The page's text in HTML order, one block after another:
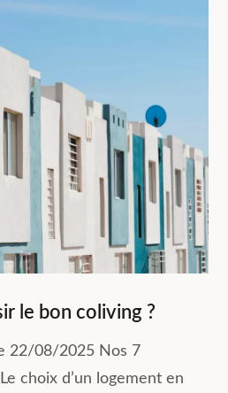
le bon coliving ?
22/08/2025 Nos 7
choix d’un logement en